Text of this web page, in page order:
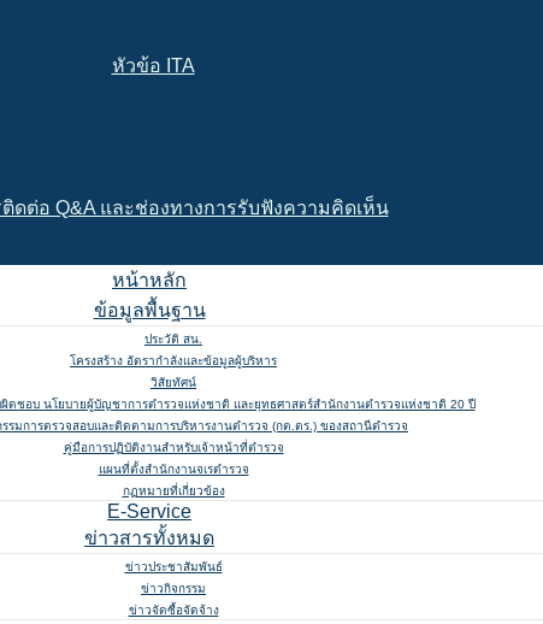
หัวข้อ ITA
ดต่อ Q&A และช่องทางการรับฟังความคิดเห็น
หน้าหลัก
ข้อมูลพื้นฐาน
ประวัติ สน.
โครงสร้าง อัตรากำลังและข้อมูลผู้บริหาร
วิสัยทัศน์
ดชอบ นโยบายผู้บัญชาการตำรวจแห่งชาติ และยุทธศาสตร์สำนักงานตำรวจแห่งชาติ 20 ปี
รมการตรวจสอบและติดตามการบริหารงานตำรวจ (กต.ตร.) ของสถานีตำรวจ
คู่มือการปฏิบัติงานสำหรับเจ้าหน้าที่ตำรวจ
แผนที่ตั้งสำนักงานจเรตำรวจ
กฏหมายที่เกี่ยวข้อง
E-Service
ข่าวสารทั้งหมด
ข่าวประชาสัมพันธ์
ข่าวกิจกรรม
ข่าวจัดซื้อจัดจ้าง